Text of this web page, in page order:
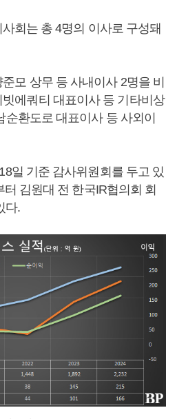
회는 총 4명의 이사로 구성돼
모 상무 등 사내이사 2명을 비
에쿼티 대표이사 등 기타비상
환도로 대표이사 등 사외이
일 기준 감사위원회를 두고 있
김원대 전 한국IR협의회 회
다.